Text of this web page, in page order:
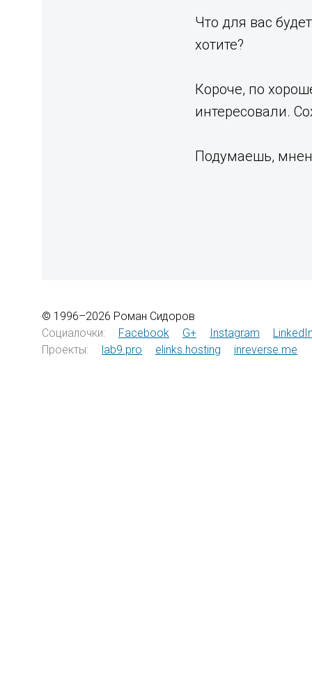
Что для вас
хотите?
Короче, по
интересовали.
Подумаешь,
© 1996–2026 Роман Сидоров
Социалочки:
Facebook G+ Instagram
Проекты:
lab9.pro elinks.hosting inreverse.me